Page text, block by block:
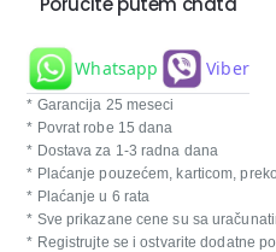
Whatsapp Viber
* Garancija 25 meseci
* Povrat robe 15 dana
* Dostava za 1-3 radna dana
* Plaćanje pouzećem, karticom,
* Plaćanje u 6 rata
* Sve prikazane cene su sa
* Registrujte se i ostvarite dodatne